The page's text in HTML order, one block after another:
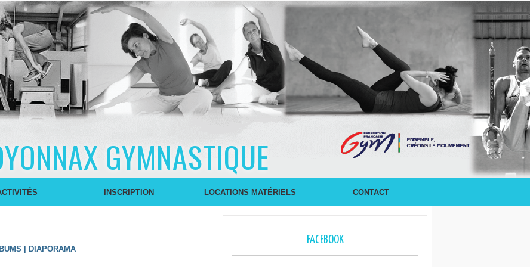
GYMNASTIQUE
INSCRIPTION LOCATIONS MATÉRIELS CONTACT
DIAPORAMA
FACEBOOK